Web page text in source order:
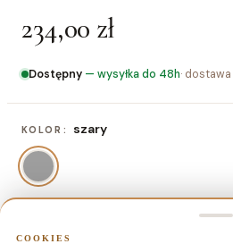
234,00 zł
Dostępny — wysyłka do 48h· dostawa
KOLOR: szary
COOKIES